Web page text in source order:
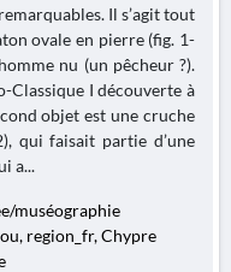
Il s’agit tout
ovale en pierre (fig. 1-
nu (un pêcheur ?).
Classique I découverte à
objet est une cruche
qui faisait partie d’une
a...
muséographie
region_fr, Chypre